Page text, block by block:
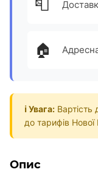
📮
🏠
ℹ️ Увага: Вартість
до тарифів
Опис